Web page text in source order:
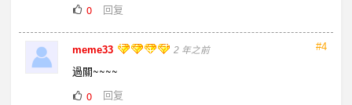
0
回复
#4
meme33 2 年之前
過關~~~~
0
回复